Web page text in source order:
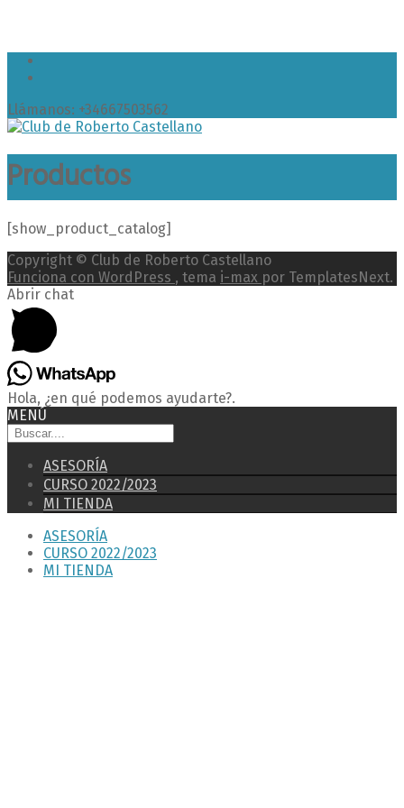
Llámanos: +34667503562
Productos
[show_product_catalog]
Copyright © Club de Roberto Castellano
Funciona con WordPress , tema i-max por TemplatesNext.
Abrir chat
Hola, ¿en qué podemos ayudarte?.
MENÚ
ASESORÍA
CURSO 2022/2023
MI TIENDA
ASESORÍA
CURSO 2022/2023
MI TIENDA